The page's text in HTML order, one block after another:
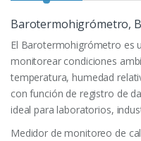
Barotermohigrómetro,
El Barotermohigrómetro es
monitorear condiciones
temperatura, humedad
con función de registro de
ideal para laboratorios,
Medidor de monitoreo de